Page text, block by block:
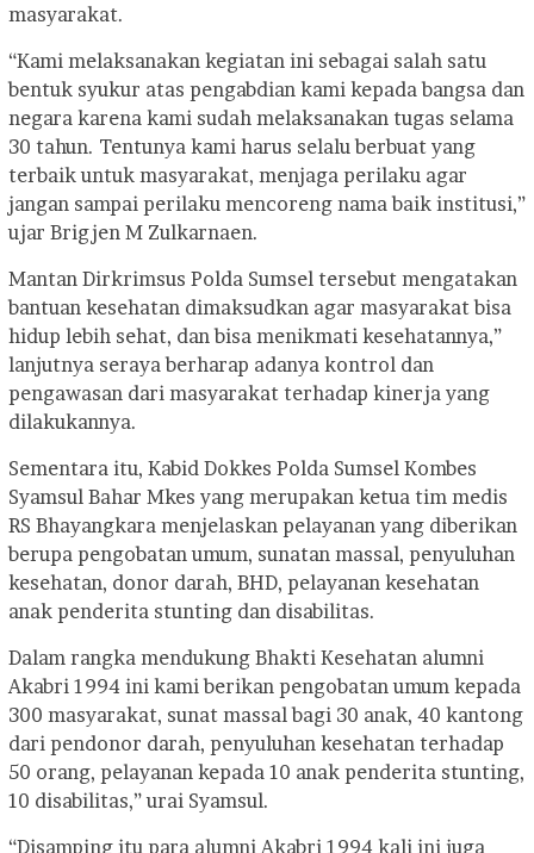
masyarakat.
“Kami melaksanakan kegiatan ini sebagai salah satu
bentuk syukur atas pengabdian kami kepada bangsa dan
negara karena kami sudah melaksanakan tugas selama
30 tahun. Tentunya kami harus selalu berbuat yang
terbaik untuk masyarakat, menjaga perilaku agar
jangan sampai perilaku mencoreng nama baik institusi,”
ujar Brigjen M Zulkarnaen.
Mantan Dirkrimsus Polda Sumsel tersebut mengatakan
bantuan kesehatan dimaksudkan agar masyarakat bisa
hidup lebih sehat, dan bisa menikmati kesehatannya,”
lanjutnya seraya berharap adanya kontrol dan
pengawasan dari masyarakat terhadap kinerja yang
dilakukannya.
Sementara itu, Kabid Dokkes Polda Sumsel Kombes
Syamsul Bahar Mkes yang merupakan ketua tim medis
RS Bhayangkara menjelaskan pelayanan yang diberikan
berupa pengobatan umum, sunatan massal, penyuluhan
kesehatan, donor darah, BHD, pelayanan kesehatan
anak penderita stunting dan disabilitas.
Dalam rangka mendukung Bhakti Kesehatan alumni
Akabri 1994 ini kami berikan pengobatan umum kepada
300 masyarakat, sunat massal bagi 30 anak, 40 kantong
dari pendonor darah, penyuluhan kesehatan terhadap
50 orang, pelayanan kepada 10 anak penderita stunting,
10 disabilitas,” urai Syamsul.
“Disamping itu para alumni Akabri 1994 kali ini juga